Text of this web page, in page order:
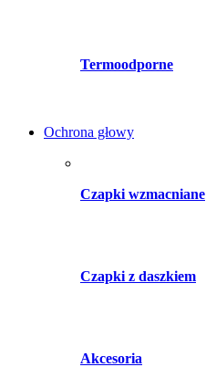
Termoodporne
Ochrona głowy
Czapki wzmacniane
Czapki z daszkiem
Akcesoria